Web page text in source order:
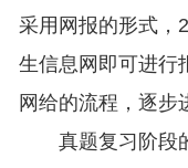
采用网报的形式，
生信息网即可进行
网给的流程，逐步
真题复习阶段